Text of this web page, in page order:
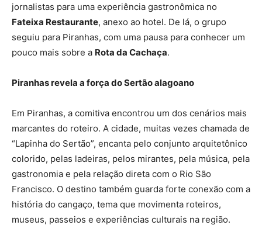
jornalistas para uma experiência gastronômica no
Fateixa Restaurante, anexo ao hotel. De lá, o grupo
seguiu para Piranhas, com uma pausa para conhecer um
pouco mais sobre a Rota da Cachaça.
Piranhas revela a força do Sertão alagoano
Em Piranhas, a comitiva encontrou um dos cenários mais
marcantes do roteiro. A cidade, muitas vezes chamada de
“Lapinha do Sertão”, encanta pelo conjunto arquitetônico
colorido, pelas ladeiras, pelos mirantes, pela música, pela
gastronomia e pela relação direta com o Rio São
Francisco. O destino também guarda forte conexão com a
história do cangaço, tema que movimenta roteiros,
museus, passeios e experiências culturais na região.